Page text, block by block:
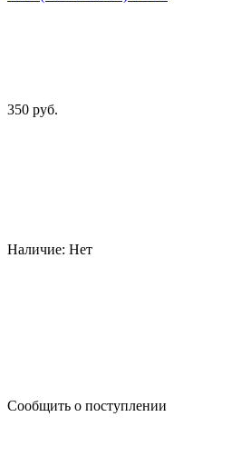
350 руб.
Наличие: Нет
Сообщить о поступлении